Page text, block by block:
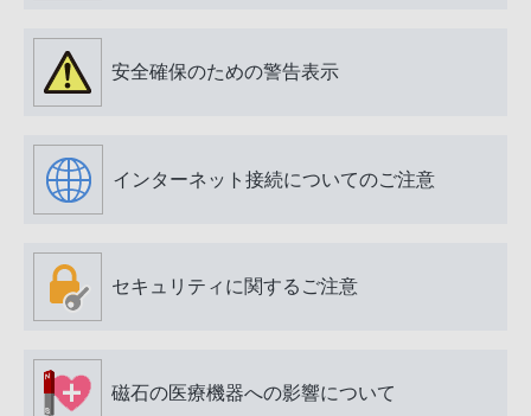
安全確保のための警告表示
インターネット接続についてのご注意
セキュリティに関するご注意
磁石の医療機器への影響について